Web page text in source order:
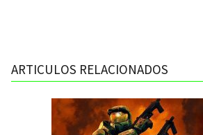
ARTICULOS RELACIONADOS